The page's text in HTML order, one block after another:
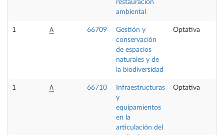
restauración
ambiental
1 A 66709
Gestión y
conservación
de espacios
naturales y de
la biodiversidad
Optativa
1 A 66710
Infraestructuras
y
equipamientos
en la
articulación del
Optativa